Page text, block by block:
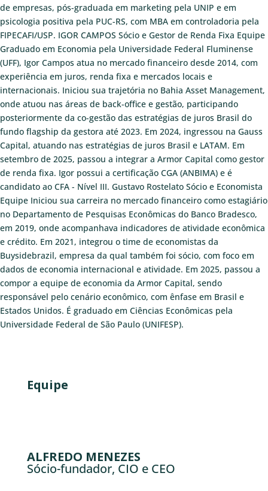
de empresas, pós-graduada em marketing pela UNIP e em
psicologia positiva pela PUC-RS, com MBA em controladoria pela
FIPECAFI/USP. IGOR CAMPOS Sócio e Gestor de Renda Fixa Equipe
Graduado em Economia pela Universidade Federal Fluminense
(UFF), Igor Campos atua no mercado financeiro desde 2014, com
experiência em juros, renda fixa e mercados locais e
internacionais. Iniciou sua trajetória no Bahia Asset Management,
onde atuou nas áreas de back-office e gestão, participando
posteriormente da co-gestão das estratégias de juros Brasil do
fundo flagship da gestora até 2023. Em 2024, ingressou na Gauss
Capital, atuando nas estratégias de juros Brasil e LATAM. Em
setembro de 2025, passou a integrar a Armor Capital como gestor
de renda fixa. Igor possui a certificação CGA (ANBIMA) e é
candidato ao CFA - Nível III. Gustavo Rostelato Sócio e Economista
Equipe Iniciou sua carreira no mercado financeiro como estagiário
no Departamento de Pesquisas Econômicas do Banco Bradesco,
em 2019, onde acompanhava indicadores de atividade econômica
e crédito. Em 2021, integrou o time de economistas da
Buysidebrazil, empresa da qual também foi sócio, com foco em
dados de economia internacional e atividade. Em 2025, passou a
compor a equipe de economia da Armor Capital, sendo
responsável pelo cenário econômico, com ênfase em Brasil e
Estados Unidos. É graduado em Ciências Econômicas pela
Universidade Federal de São Paulo (UNIFESP).
Equipe
ALFREDO MENEZES
Sócio-fundador, CIO e CEO